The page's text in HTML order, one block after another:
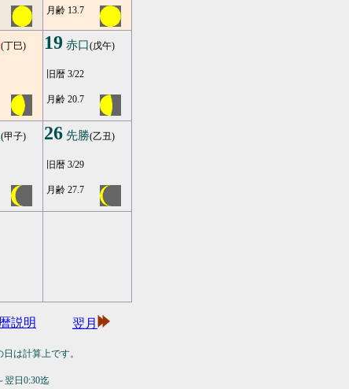
月齢 13.7
(丁巳) 19 赤口(戊午)
旧暦 3/22
月齢 20.7
(甲子) 26 先勝(乙丑)
旧暦 3/29
月齢 27.7
暦説明 翌月
は計算上です。
翌日0:30迄